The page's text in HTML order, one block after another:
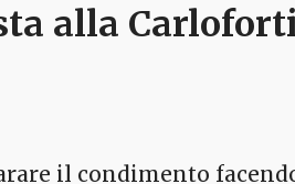
alla
il condimento